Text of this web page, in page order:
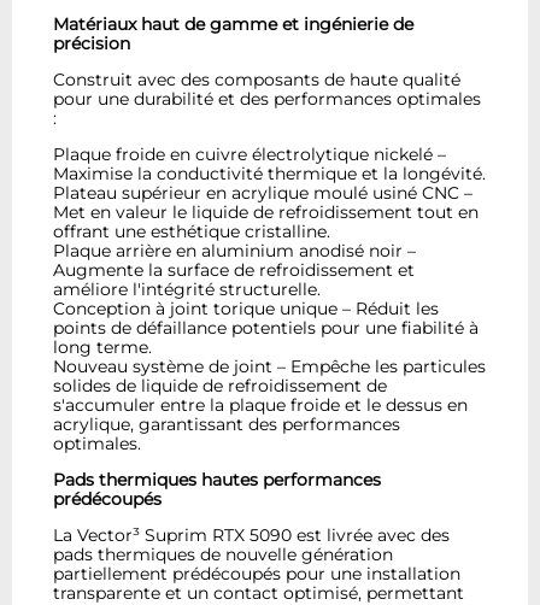
Matériaux haut de gamme et ingénierie de
précision
Construit avec des composants de haute qualité
pour une durabilité et des performances optimales
:
Plaque froide en cuivre électrolytique nickelé –
Maximise la conductivité thermique et la longévité.
Plateau supérieur en acrylique moulé usiné CNC –
Met en valeur le liquide de refroidissement tout en
offrant une esthétique cristalline.
Plaque arrière en aluminium anodisé noir –
Augmente la surface de refroidissement et
améliore l'intégrité structurelle.
Conception à joint torique unique – Réduit les
points de défaillance potentiels pour une fiabilité à
long terme.
Nouveau système de joint – Empêche les particules
solides de liquide de refroidissement de
s'accumuler entre la plaque froide et le dessus en
acrylique, garantissant des performances
optimales.
Pads thermiques hautes performances
prédécoupés
La Vector³ Suprim RTX 5090 est livrée avec des
pads thermiques de nouvelle génération
partiellement prédécoupés pour une installation
transparente et un contact optimisé, permettant